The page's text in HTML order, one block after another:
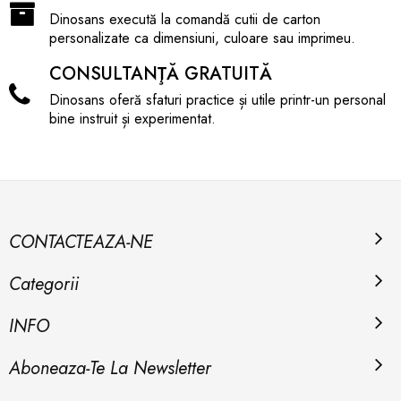
tipărite.
⬛Protejarea produselor fragile în timpul
transportului.
⭐
Depozitarea și organizarea obiectelor mici.
Datorită rezistenței sale și a designului eficient,
Dinosans execută la comandă cutii de carton
personalizate ca dimensiuni, culoare sau imprimeu.
CONSULTANŢĂ GRATUITĂ
Dinosans oferă sfaturi practice și utile printr-un personal
bine instruit și experimentat.
CONTACTEAZA-NE
Categorii
INFO
Aboneaza-Te La Newsletter